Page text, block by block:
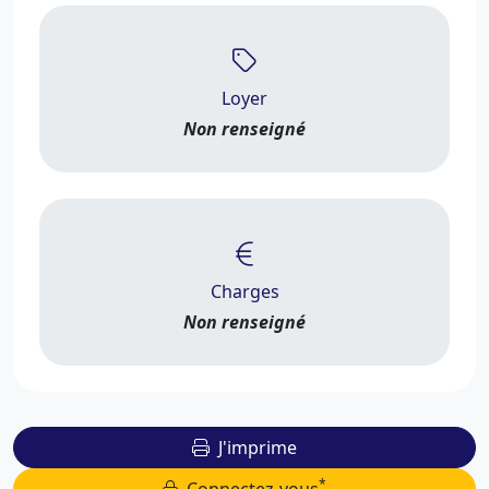
Loyer
Non renseigné
Charges
Non renseigné
J'imprime
*